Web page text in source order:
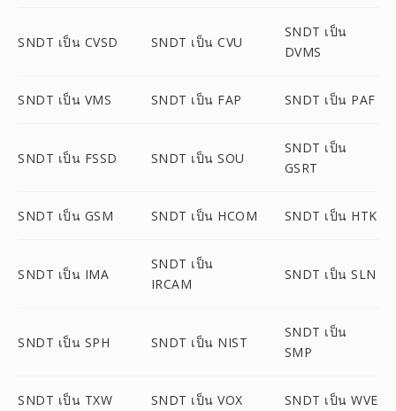
SNDT เป็น CVSD SNDT เป็น CVU
SNDT เป็น
DVMS
SNDT เป็น VMS SNDT เป็น FAP SNDT เป็น PAF
SNDT เป็น FSSD SNDT เป็น SOU
SNDT เป็น
GSRT
SNDT เป็น GSM SNDT เป็น HCOM SNDT เป็น HTK
SNDT เป็น IMA
SNDT เป็น
IRCAM
SNDT เป็น SLN
SNDT เป็น SPH SNDT เป็น NIST
SNDT เป็น
SMP
SNDT เป็น TXW SNDT เป็น VOX SNDT เป็น WVE